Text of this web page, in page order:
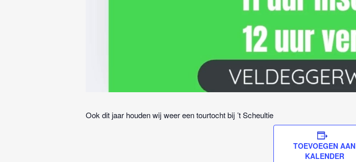
Ook dit jaar houden wij weer een tourtocht bij ’t Scheultie
TOEVOEGEN AAN
KALENDER